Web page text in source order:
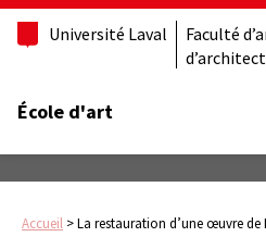
Université Laval
Faculté
École d'art
Accueil >La restauration d’une œuvre